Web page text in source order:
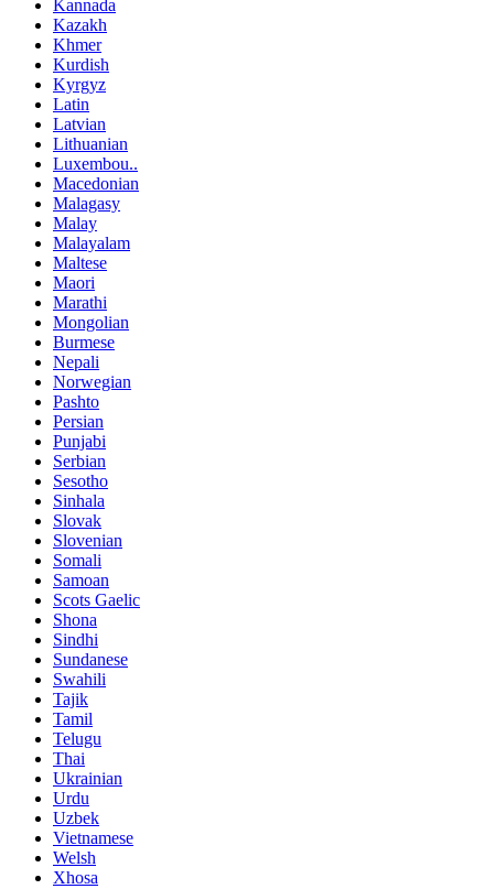
Kannada
Kazakh
Khmer
Kurdish
Kyrgyz
Latin
Latvian
Lithuanian
Luxembou..
Macedonian
Malagasy
Malay
Malayalam
Maltese
Maori
Marathi
Mongolian
Burmese
Nepali
Norwegian
Pashto
Persian
Punjabi
Serbian
Sesotho
Sinhala
Slovak
Slovenian
Somali
Samoan
Scots Gaelic
Shona
Sindhi
Sundanese
Swahili
Tajik
Tamil
Telugu
Thai
Ukrainian
Urdu
Uzbek
Vietnamese
Welsh
Xhosa